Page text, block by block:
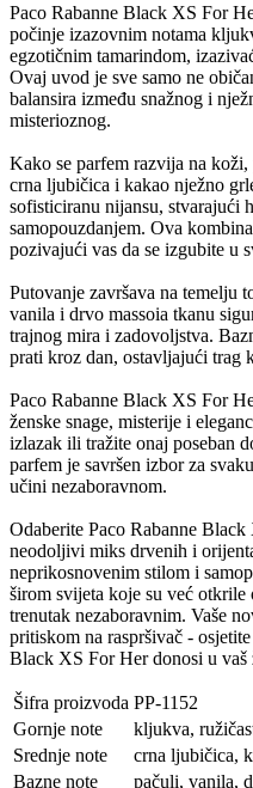
Paco Rabanne Black XS For
počinje izazovnim notama
egzotičnim tamarindom,
Ovaj uvod je sve samo ne
balansira između snažnog i
misterioznog.
Kako se parfem razvija na
crna ljubičica i kakao nježno
sofisticiranu nijansu, stvarajući
samopouzdanjem. Ova
pozivajući vas da se izgubite u
Putovanje završava na temelju
vanila i drvo massoia tkanu
trajnog mira i zadovoljstva.
prati kroz dan, ostavljajući trag
Paco Rabanne Black XS For
ženske snage, misterije i
izlazak ili tražite onaj poseban
parfem je savršen izbor za
učini nezaboravnom.
Odaberite Paco Rabanne
neodoljivi miks drvenih i
neprikosnovenim stilom i
širom svijeta koje su već
trenutak nezaboravnim. Vaše
pritiskom na raspršivač -
Black XS For Her donosi u vaš
Šifra proizvoda PP-1152
Gornje note
kljukva,
Srednje note
crna ljubičica,
Bazne note
pačuli, vanila,